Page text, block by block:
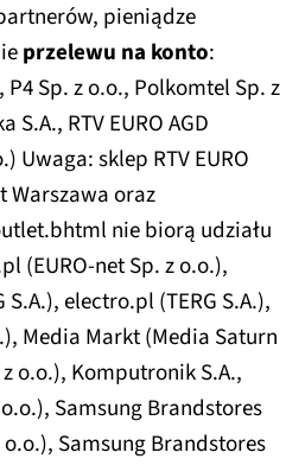
pieniądze
przelewu na konto:
P4 Sp. z o.o., Polkomtel Sp. z
S.A., RTV EURO AGD
Uwaga: sklep RTV EURO
Warszawa oraz
nie biorą udziału
(EURO-net Sp. z o.o.),
S.A.), electro.pl (TERG S.A.),
Media Markt (Media Saturn
o.o.), Komputronik S.A.,
Samsung Brandstores
Samsung Brandstores